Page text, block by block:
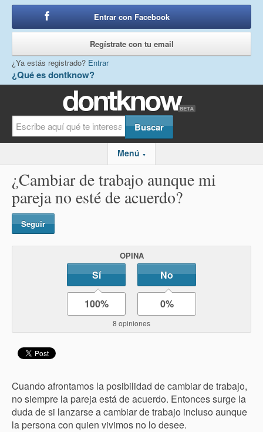
¿Qué es dontknow?
Entrar con Facebook
Regístrate con tu email
¿Ya estás registrado? Entrar
Menú ▼
¿Cambiar de trabajo aunque mi
pareja no esté de acuerdo?
Seguir
OPINA
Sí No
100% 0%
8 opiniones
Cuando afrontamos la posibilidad de cambiar de trabajo,
no siempre la pareja está de acuerdo. Entonces surge la
duda de si lanzarse a cambiar de trabajo incluso aunque
la persona con quien vivimos no lo desee.